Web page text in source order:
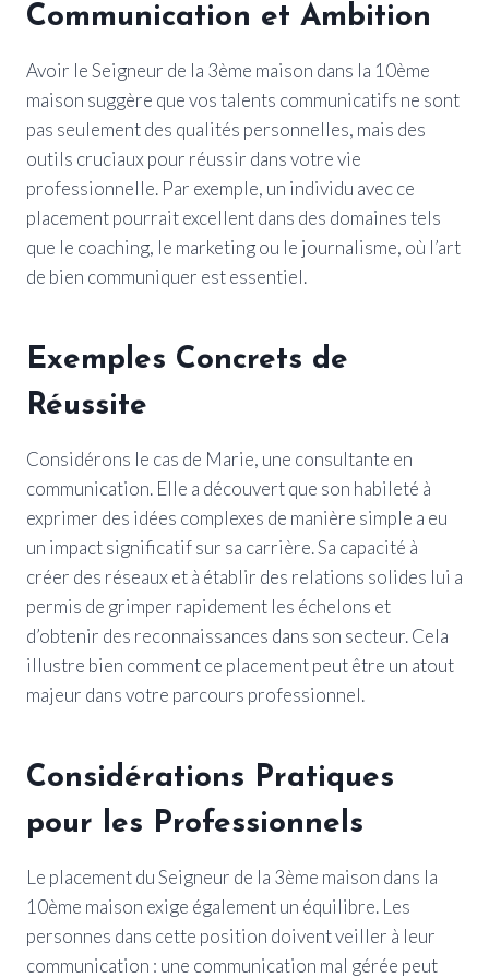
Communication et Ambition
Avoir le Seigneur de la 3ème maison dans la 10ème
maison suggère que vos talents communicatifs ne sont
pas seulement des qualités personnelles, mais des
outils cruciaux pour réussir dans votre vie
professionnelle. Par exemple, un individu avec ce
placement pourrait excellent dans des domaines tels
que le coaching, le marketing ou le journalisme, où l’art
de bien communiquer est essentiel.
Exemples Concrets de
Réussite
Considérons le cas de Marie, une consultante en
communication. Elle a découvert que son habileté à
exprimer des idées complexes de manière simple a eu
un impact significatif sur sa carrière. Sa capacité à
créer des réseaux et à établir des relations solides lui a
permis de grimper rapidement les échelons et
d’obtenir des reconnaissances dans son secteur. Cela
illustre bien comment ce placement peut être un atout
majeur dans votre parcours professionnel.
Considérations Pratiques
pour les Professionnels
Le placement du Seigneur de la 3ème maison dans la
10ème maison exige également un équilibre. Les
personnes dans cette position doivent veiller à leur
communication : une communication mal gérée peut